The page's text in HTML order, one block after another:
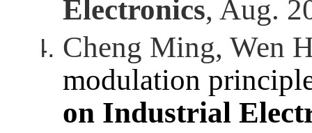
Electronics, Aug.
Cheng Ming, Wen
modulation
on Industrial